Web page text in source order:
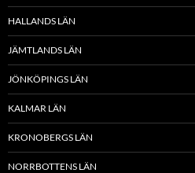
HALLANDS LÄN
JÄMTLANDS LÄN
JÖNKÖPINGS LÄN
KALMAR LÄN
KRONOBERGS LÄN
NORRBOTTENS LÄN